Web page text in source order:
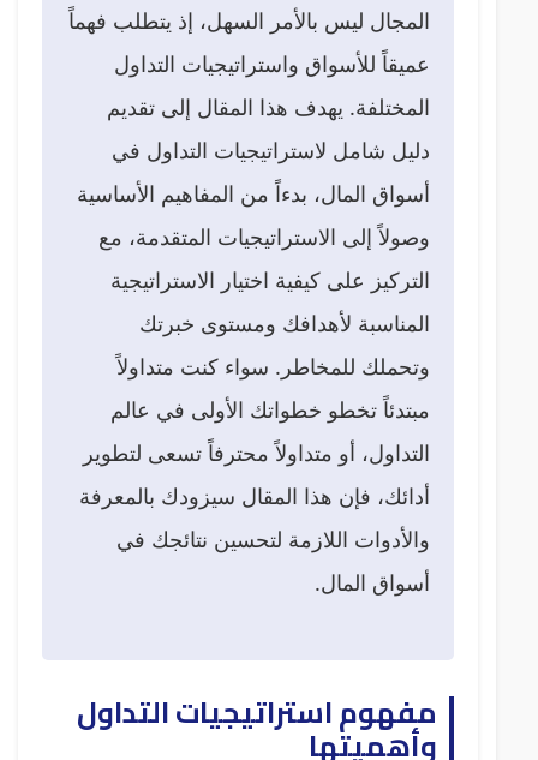
المجال ليس بالأمر السهل، إذ يتطلب فهماً
عميقاً للأسواق واستراتيجيات التداول
المختلفة. يهدف هذا المقال إلى تقديم
دليل شامل لاستراتيجيات التداول في
أسواق المال، بدءاً من المفاهيم الأساسية
وصولاً إلى الاستراتيجيات المتقدمة، مع
التركيز على كيفية اختيار الاستراتيجية
المناسبة لأهدافك ومستوى خبرتك
وتحملك للمخاطر. سواء كنت متداولاً
مبتدئاً تخطو خطواتك الأولى في عالم
التداول، أو متداولاً محترفاً تسعى لتطوير
أدائك، فإن هذا المقال سيزودك بالمعرفة
والأدوات اللازمة لتحسين نتائجك في
أسواق المال.
مفهوم استراتيجيات التداول
وأهميتها